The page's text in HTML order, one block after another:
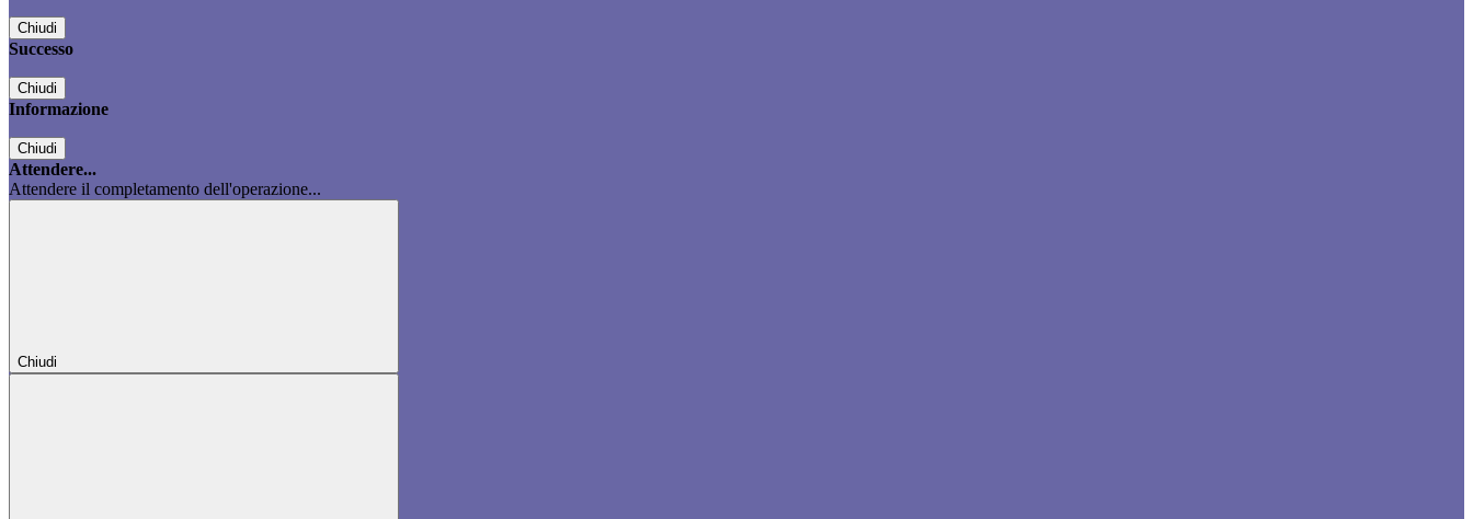
Chiudi
Successo
Chiudi
Informazione
Chiudi
Attendere...
Attendere il completamento dell'operazione...
Chiudi